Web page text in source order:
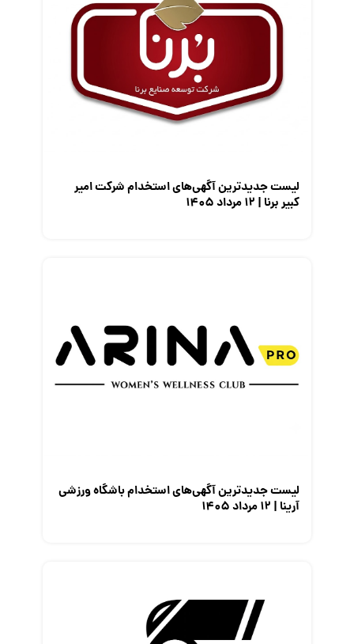
گزارش‌های آماری
معرفی متخصصان منابع انسانی
لیست جدیدترین آگهی‌های استخدام شرکت امیر
کبیر برنا | ۱۲ مرداد ۱۴۰۵
لیست جدیدترین آگهی‌های استخدام باشگاه ورزشی
آرینا | ۱۲ مرداد ۱۴۰۵